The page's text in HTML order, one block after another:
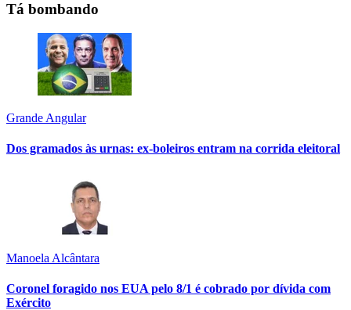
Tá bombando
Grande Angular
Dos gramados às urnas: ex-boleiros entram na corrida eleitoral
Manoela Alcântara
Coronel foragido nos EUA pelo 8/1 é cobrado por dívida com
Exército